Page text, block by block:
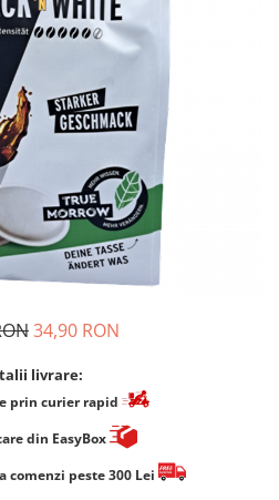
34,90 RON
livrare:
prin curier rapid
din EasyBox
comenzi peste 300 Lei